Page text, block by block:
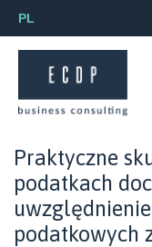
PL
Praktyczne
podatkach
podatkowych